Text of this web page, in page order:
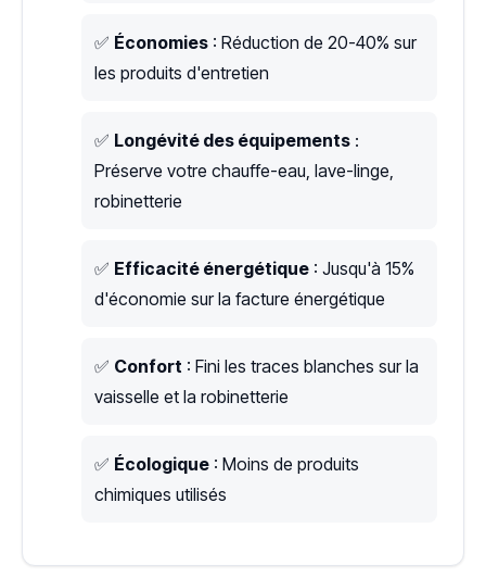
✅ Économies : Réduction de 20-40% sur
les produits d'entretien
✅ Longévité des équipements :
Préserve votre chauffe-eau, lave-linge,
robinetterie
✅ Efficacité énergétique : Jusqu'à 15%
d'économie sur la facture énergétique
✅ Confort : Fini les traces blanches sur la
vaisselle et la robinetterie
✅ Écologique : Moins de produits
chimiques utilisés